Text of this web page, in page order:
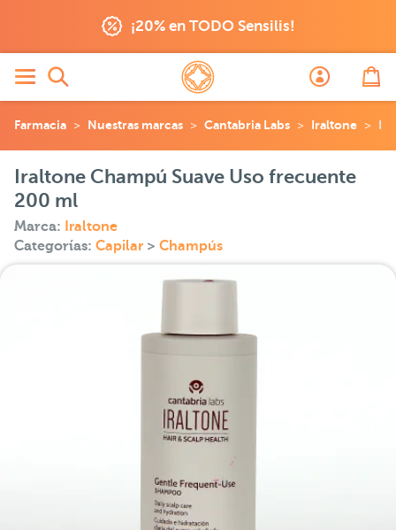
¡20% en TODO Sensilis!
Farmacia Nuestras marcas Cantabria Labs Iraltone
Iraltone Champú Suave Uso frecuente
200 ml
Marca:
Iraltone
Categorías: Capilar > Champús